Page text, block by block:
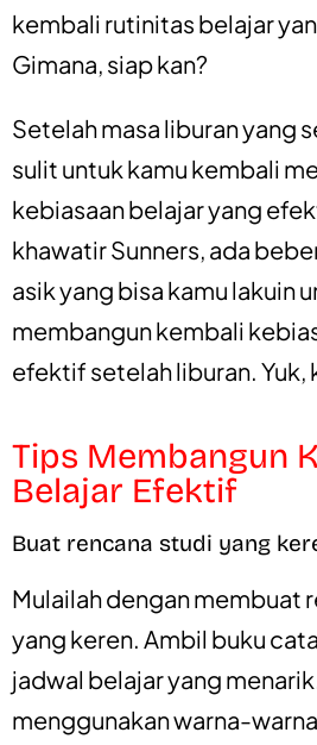
kembali rutinitas belajar
Gimana, siap kan?
Setelah masa liburan yang
sulit untuk kamu kembali
kebiasaan belajar yang
khawatir Sunners, ada
asik yang bisa kamu lakuin
membangun kembali
efektif setelah liburan. Yuk,
Tips Membangun
Belajar Efektif
Buat rencana studi yang
Mulailah dengan membuat
yang keren. Ambil buku
jadwal belajar yang
menggunakan warna-